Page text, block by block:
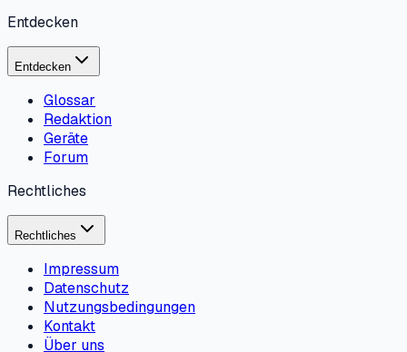
Entdecken
Entdecken
Glossar
Redaktion
Geräte
Forum
Rechtliches
Rechtliches
Impressum
Datenschutz
Nutzungsbedingungen
Kontakt
Über uns